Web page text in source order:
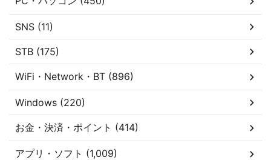
SNS (11)
STB (175)
WiFi・Network・BT (896)
Windows (220)
お金・決済・ポイント (414)
アプリ・ソフト (1,009)